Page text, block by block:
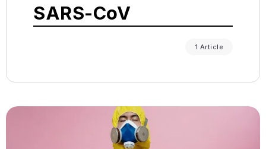
SARS-CoV
1 Article